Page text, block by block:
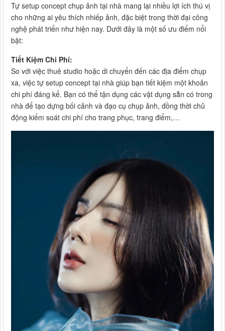
Tự setup concept chụp ảnh tại nhà mang lại nhiều lợi ích thú vị
cho những ai yêu thích nhiếp ảnh, đặc biệt trong thời đại công
nghệ phát triển như hiện nay. Dưới đây là một số ưu điểm nổi
bật:
Tiết Kiệm Chi Phí:
So với việc thuê studio hoặc di chuyển đến các địa điểm chụp
xa, việc tự setup concept tại nhà giúp bạn tiết kiệm một khoản
chi phí đáng kể. Bạn có thể tận dụng các vật dụng sẵn có trong
nhà để tạo dựng bối cảnh và đạo cụ chụp ảnh, đồng thời chủ
động kiểm soát chi phí cho trang phục, trang điểm,…